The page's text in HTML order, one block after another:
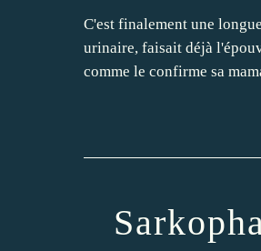
C'est finalement une
urinaire, faisait déjà
comme le confirme sa